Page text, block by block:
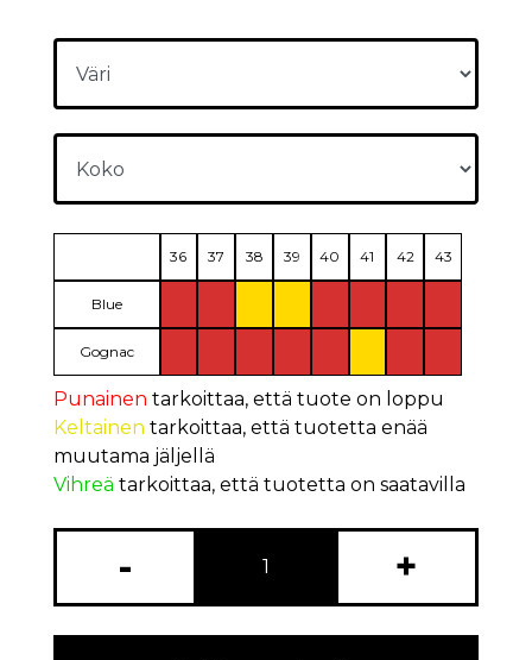
36 37 38 39 40 41 42 43
Blue
Gognac
Punainen tarkoittaa, että tuote on loppu
Keltainen tarkoittaa, että tuotetta enää
muutama jäljellä
Vihreä tarkoittaa, että tuotetta on saatavilla
- +